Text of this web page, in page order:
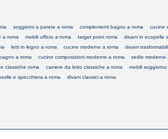
soggiorni a parete a roma complementi bagno a roma cucine
a roma mobili ufficio a roma target point roma divani in ecopelle
letti in legno a roma cucine moderne a roma divani
a roma cucine composizioni moderne a roma sedie moderne
classiche roma camere da letto classiche a roma mobili soggiorno
e specchiera a roma divani classici a roma